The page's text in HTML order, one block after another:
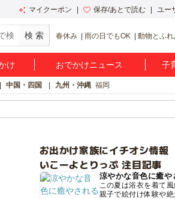
マイクーポン 保存/あとで読む ユー
春休み 雨の日でもOK 動物とふれ
け おでかけニュース 子
中国・四国 九州・沖縄 福岡
お出かけ家族にイチオシ情報
いこーよとりっぷ 注目記事
涼やかな音色に癒や
この夏は浴衣を着て
親子で絵付け体験や